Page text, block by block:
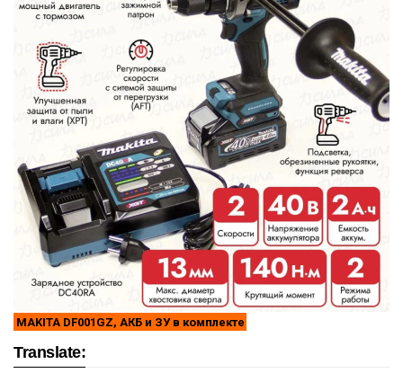
MAKITA DF001GZ, АКБ и ЗУ в комплекте
Translate: